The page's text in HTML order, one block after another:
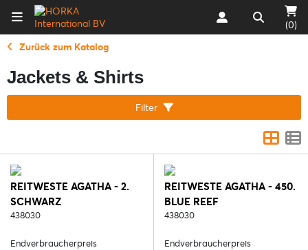
(0)
Zurück zum Katalog
Jackets & Shirts
Filter
REITWESTE AGATHA - 2.
SCHWARZ
438030
Endverbraucherpreis
REITWESTE AGATHA - 450.
BLUE REEF
438030
Endverbraucherpreis